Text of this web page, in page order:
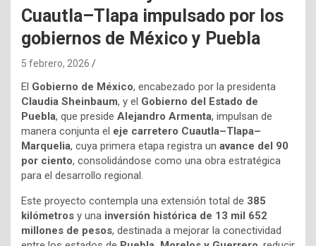
Cuautla–Tlapa impulsado por los
gobiernos de México y Puebla
5 febrero, 2026
El Gobierno de México, encabezado por la presidenta
Claudia Sheinbaum, y el Gobierno del Estado de
Puebla, que preside Alejandro Armenta, impulsan de
manera conjunta el eje carretero Cuautla–Tlapa–
Marquelia, cuya primera etapa registra un avance del 90
por ciento, consolidándose como una obra estratégica
para el desarrollo regional.
Este proyecto contempla una extensión total de 385
kilómetros y una inversión histórica de 13 mil 652
millones de pesos, destinada a mejorar la conectividad